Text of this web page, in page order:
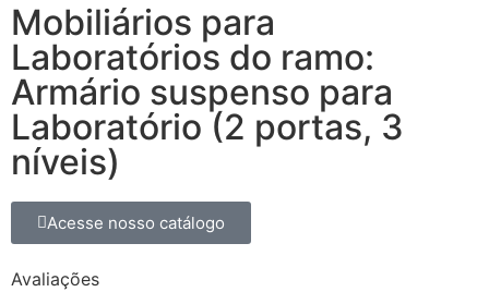
Mobiliários para
Laboratórios do ramo:
Armário suspenso para
Laboratório (2 portas, 3
níveis)
Acesse nosso catálogo
Avaliações